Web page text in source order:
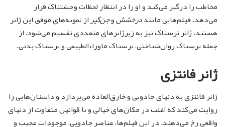
مخاطب را درگیر می‌کند و او را در انتظار لحظات وحشتناک قرار
می‌دهد. فیلم‌هایی ماننددرخششوجن‌گیراز نمونه‌های موفق این ژانر
هستند. ژانر ترسناک نیز به زیرژانرهای متعددی تقسیم می‌شود، از
جمله ترسناک روان‌شناختی، ترسناک ماوراءالطبیعی و ترسناک بدنی.
ژانر فانتزی
ژانر فانتزی به دنیای جادویی و خارق‌العاده می‌پردازد و داستان‌هایی را
روایت می‌کند که اغلب در مکان‌های خیالی و با قوانین متفاوت از دنیای
واقعی رخ می‌دهند. در این فیلم‌ها، عناصر جادویی، موجودات عجیب و